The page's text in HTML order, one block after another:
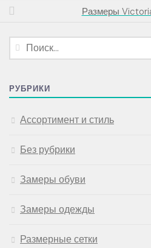
Размеры
Найти:
РУБРИКИ
Ассортимент и стиль
Без рубрики
Замеры обуви
Замеры одежды
Размерные сетки